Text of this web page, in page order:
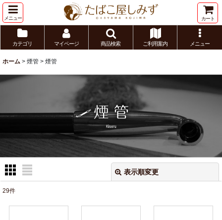
メニュー カート
カテゴリ マイページ 商品検索 ご利用案内 メニュー
ホーム > 煙管 > 煙管
表示順変更
29件